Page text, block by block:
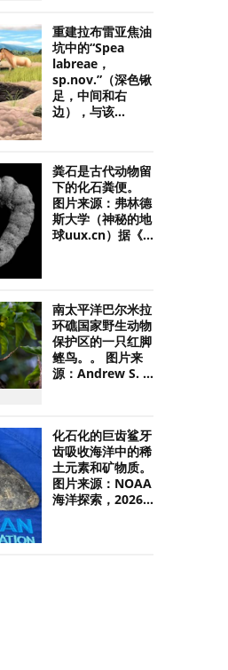
重建拉布雷亚焦油
坑中的“Spea
labreae，
sp.nov.”（深色锹
足，中间和右
边），与该...
粪石是古代动物留
下的化石粪便。
图片来源：弗林德
斯大学（神秘的地
球uux.cn）据《...
南太平洋巴尔米拉
环礁国家野生动物
保护区的一只红脚
鲣鸟。。 图片来
源：Andrew S. ...
化石化的巨齿鲨牙
齿吸收海洋中的稀
土元素和矿物质。
图片来源：NOAA
海洋探索，2026...